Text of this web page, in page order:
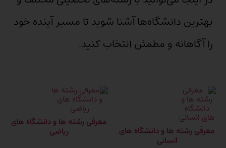
بهترین دانشگاه‌ها آشنا شوید تا مسیر آینده خود
را آگاهانه و مطمئن انتخاب کنید.
معرفی رشته ها و دانشگاه های
انسانی
معرفی رشته ها و دانشگاه های
ریاضی